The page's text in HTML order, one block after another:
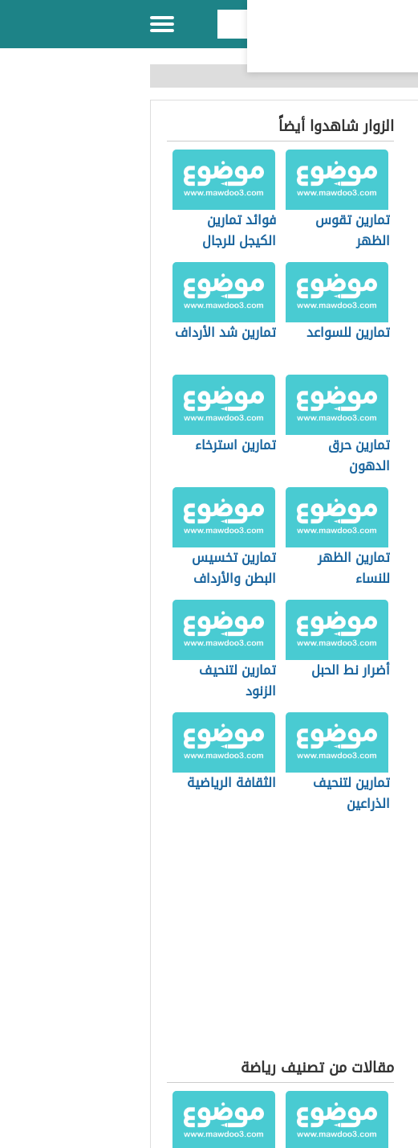
الزوار شاهدوا أيضاً
تمارين تقوس
الظهر
فوائد تمارين
الكيجل للرجال
تمارين للسواعد تمارين شد الأرداف
تمارين حرق
الدهون
تمارين استرخاء
تمارين الظهر
للنساء
تمارين تخسيس
البطن والأرداف
أضرار نط الحبل
تمارين لتنحيف
الزنود
تمارين لتنحيف
الذراعين
الثقافة الرياضية
مقالات من تصنيف رياضة